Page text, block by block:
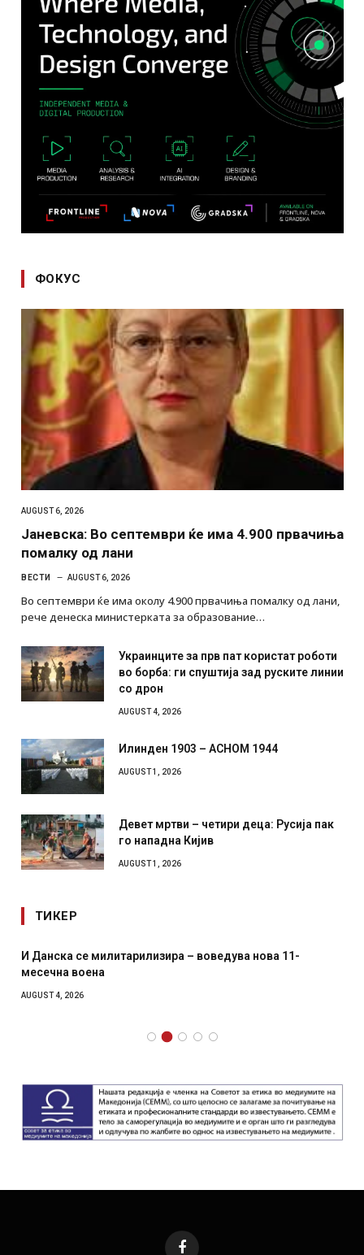
ФОКУС
AUGUST 6, 2026
Јаневска: Во септември ќе има 4.900 првачиња
помалку од лани
ВЕСТИ AUGUST 6, 2026
Во септември ќе има околу 4.900 првачиња помалку од лани,
рече денеска министерката за образование…
Украинците за прв пат користат роботи
во борба: ги спуштија зад руските линии
со дрон
AUGUST 4, 2026
Илинден 1903 – АСНОМ 1944
AUGUST 1, 2026
Девет мртви – четири деца: Русија пак
го нападна Кијив
AUGUST 1, 2026
ТИКЕР
И Данска се милитарилизира – воведува нова 11-
месечна воена
AUGUST 4, 2026